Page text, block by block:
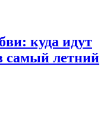
куда идут
самый летний